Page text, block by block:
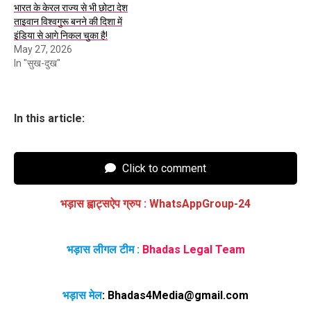
भारत के केरल राज्य से भी छोटा देश
ताइवान विश्वगुरू बनने की दिशा में
इंडिया से आगे निकल चुका है!
May 27, 2026
In "सुख-दुख"
In this article:
Click to comment
भड़ास ह्वाट्सऐप ग्रुप : WhatsAppGroup-24
भड़ास लीगल टीम : Bhadas Legal Team
भड़ास मेल: Bhadas4Media@gmail.com